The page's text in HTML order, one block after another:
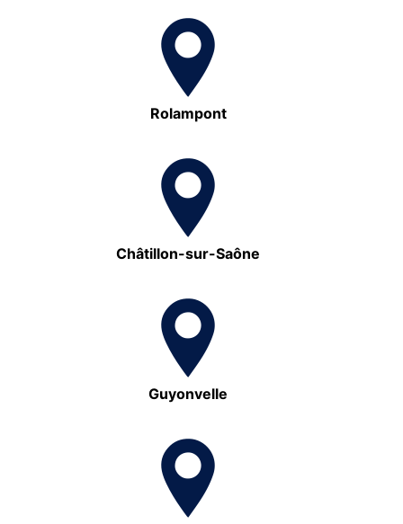
Rolampont
Châtillon-sur-Saône
Guyonvelle